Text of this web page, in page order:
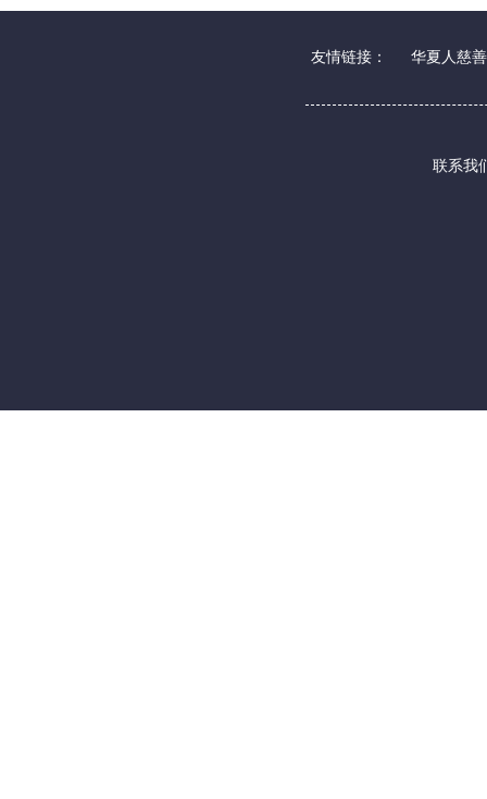
友情链接： 华夏人慈
联系我